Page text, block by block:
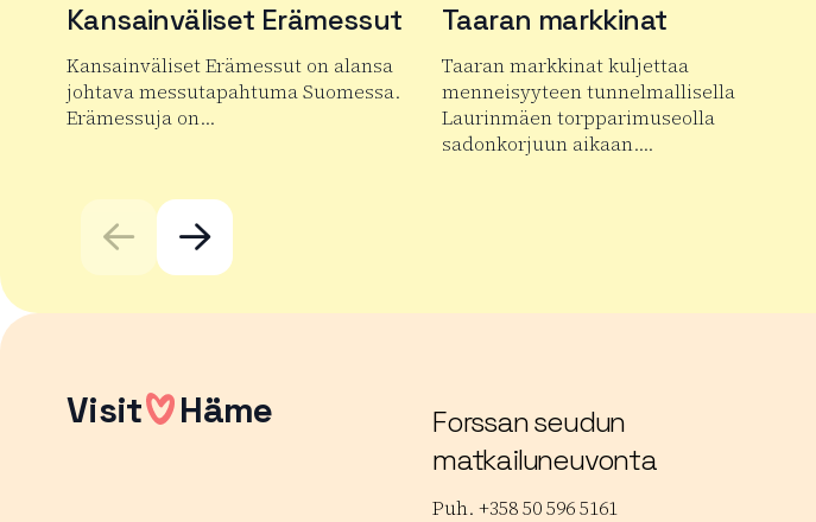
Kansainväliset Erämessut
Kansainväliset Erämessut on alansa
johtava messutapahtuma Suomessa.
Erämessuja on…
Lue lisää tuotteesta Kansainväliset Erämessut
Taaran markkinat
Taaran markkinat kuljettaa
menneisyyteen tunnelmallisella
Laurinmäen torpparimuseolla
sadonkorjuun aikaan….
Visit Häme
Forssan seudun
matkailuneuvonta
Puh. +358 50 596 5161